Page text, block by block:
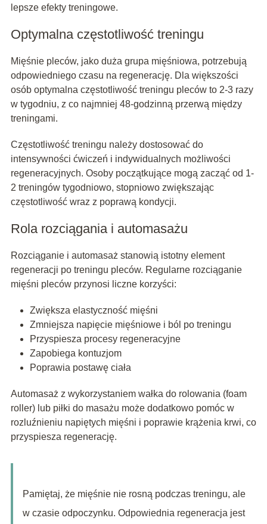
lepsze efekty treningowe.
Optymalna częstotliwość treningu
Mięśnie pleców, jako duża grupa mięśniowa, potrzebują
odpowiedniego czasu na regenerację. Dla większości
osób optymalna częstotliwość treningu pleców to 2-3 razy
w tygodniu, z co najmniej 48-godzinną przerwą między
treningami.
Częstotliwość treningu należy dostosować do
intensywności ćwiczeń i indywidualnych możliwości
regeneracyjnych. Osoby początkujące mogą zacząć od 1-
2 treningów tygodniowo, stopniowo zwiększając
częstotliwość wraz z poprawą kondycji.
Rola rozciągania i automasażu
Rozciąganie i automasaż stanowią istotny element
regeneracji po treningu pleców. Regularne rozciąganie
mięśni pleców przynosi liczne korzyści:
Zwiększa elastyczność mięśni
Zmniejsza napięcie mięśniowe i ból po treningu
Przyspiesza procesy regeneracyjne
Zapobiega kontuzjom
Poprawia postawę ciała
Automasaż z wykorzystaniem wałka do rolowania (foam
roller) lub piłki do masażu może dodatkowo pomóc w
rozluźnieniu napiętych mięśni i poprawie krążenia krwi, co
przyspiesza regenerację.
Pamiętaj, że mięśnie nie rosną podczas treningu, ale
w czasie odpoczynku. Odpowiednia regeneracja jest